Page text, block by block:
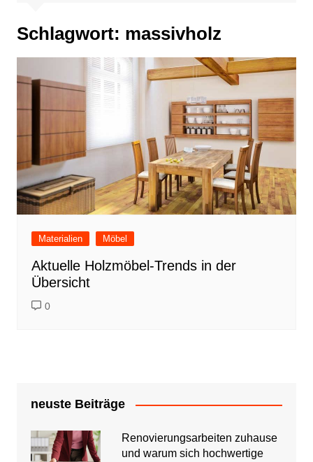
Schlagwort: massivholz
Materialien Möbel
Aktuelle Holzmöbel-Trends in der
Übersicht
0
neuste Beiträge
Renovierungsarbeiten zuhause
und warum sich hochwertige